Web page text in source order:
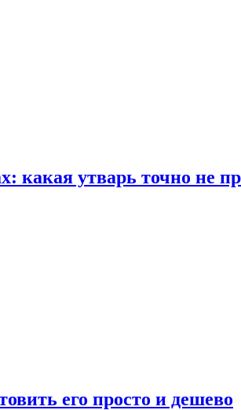
утварь точно не
его просто и дешево